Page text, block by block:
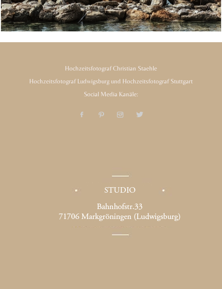
Hochzeitsfotograf Christian Staehle
Hochzeitsfotograf Ludwigsburg und Hochzeitsfotograf Stuttgart
Social Media Kanäle: